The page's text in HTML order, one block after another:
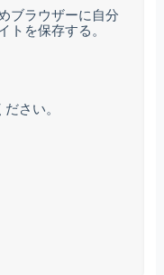
ブラウザーに自分
トを保存する。
さい。